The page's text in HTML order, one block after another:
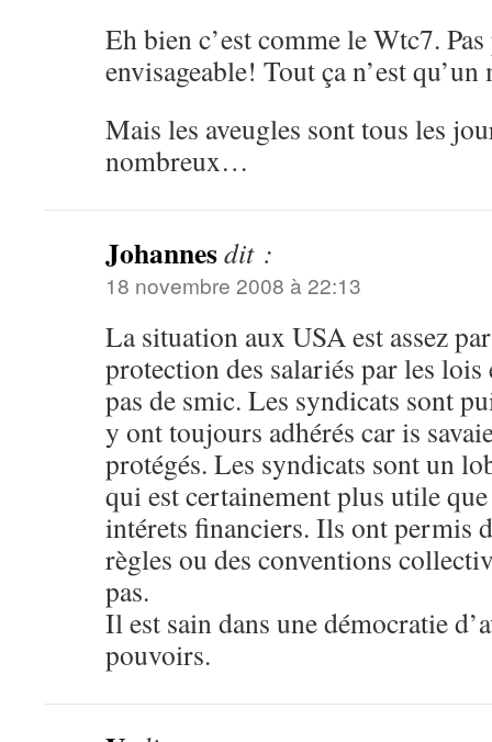
Eh bien c’est comme le Wtc7.
envisageable! Tout ça n’est
Mais les aveugles sont tous les
nombreux…
Johannesdit :
18 novembre 2008 à 22:13
La situation aux USA est assez
protection des salariés par les
pas de smic. Les syndicats sont
y ont toujours adhérés car is
protégés. Les syndicats sont un
qui est certainement plus utile
intérets financiers. Ils ont permis
règles ou des conventions
pas.
Il est sain dans une démocratie
pouvoirs.